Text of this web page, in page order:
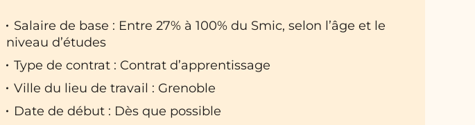
Salaire de base : Entre 27% à 100% du Smic, selon l’âge et le
niveau d’études
Type de contrat : Contrat d’apprentissage
Ville du lieu de travail : Grenoble
Date de début : Dès que possible